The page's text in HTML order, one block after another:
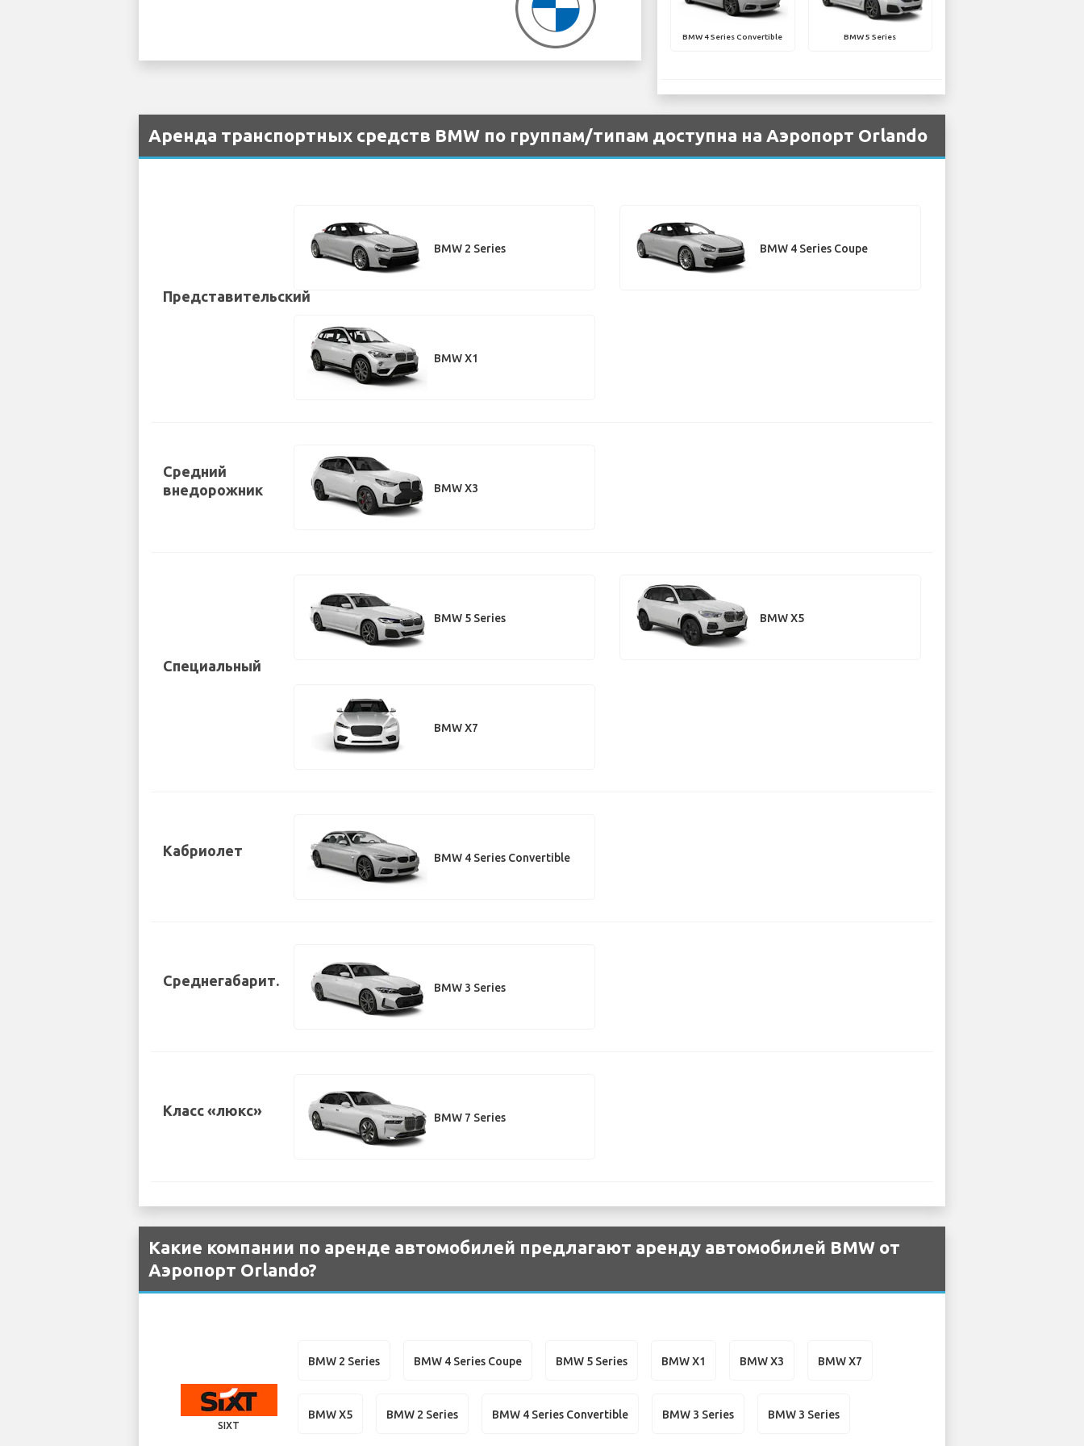
BMW 4 Series Convertible BMW 5 Series
Аренда транспортных средств BMW по группам/типам доступна на Аэропорт Orlando
Представительский
BMW 2 Series BMW 4 Series Coupe
BMW X1
Средний
внедорожник
BMW X3
Специальный
BMW 5 Series BMW X5
BMW X7
Кабриолет BMW 4 Series Convertible
Среднегабарит. BMW 3 Series
Класс «люкс» BMW 7 Series
Какие компании по аренде автомобилей предлагают аренду автомобилей BMW от
Аэропорт Orlando?
SIXT
BMW 2 Series BMW 4 Series Coupe BMW 5 Series BMW X1 BMW X3 BMW X7
BMW X5 BMW 2 Series BMW 4 Series Convertible BMW 3 Series BMW 3 Series